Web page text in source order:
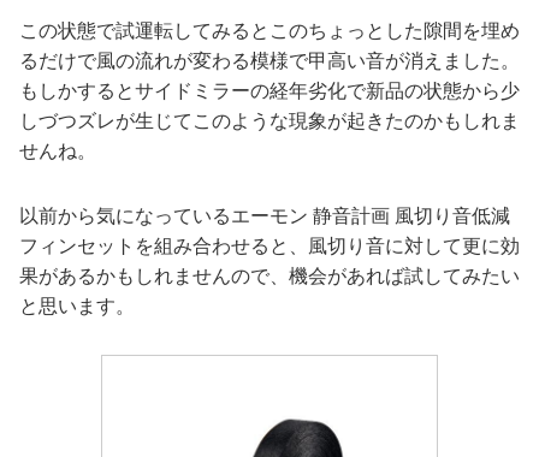
この状態で試運転してみるとこのちょっとした隙間を埋め
るだけで風の流れが変わる模様で甲高い音が消えました。
もしかするとサイドミラーの経年劣化で新品の状態から少
しづつズレが生じてこのような現象が起きたのかもしれま
せんね。
以前から気になっているエーモン 静音計画 風切り音低減
フィンセットを組み合わせると、風切り音に対して更に効
果があるかもしれませんので、機会があれば試してみたい
と思います。